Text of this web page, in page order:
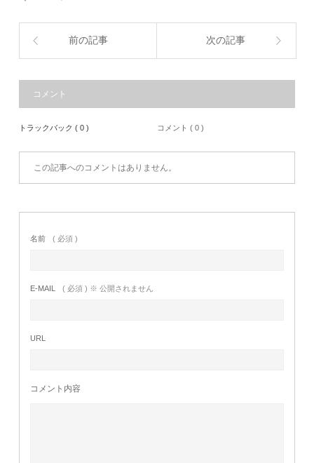
前の記事 次の記事
コメント
トラックバック ( 0 ) コメント ( 0 )
この記事へのコメントはありません。
名前 ( 必須 )
E-MAIL ( 必須 ) ※ 公開されません
URL
コメント内容